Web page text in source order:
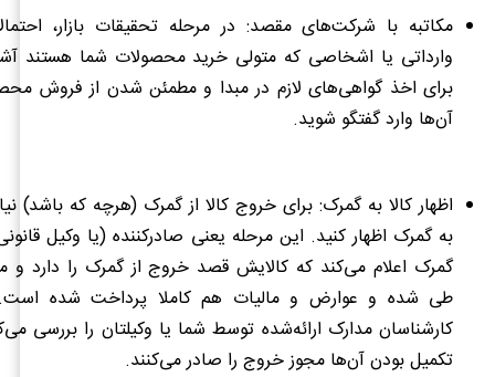
مکاتبه با شرکتهای مقصد: در مرحله تحقیقات بازار،
وارداتی یا اشخاصی که متولی خرید محصولات شما هستند
برای اخذ گواهیهای لازم در مبدا و مطمئن شدن از فروش
آن‌ها وارد گفتگو شوید.
اظهار کالا به گمرک: برای خروج کالا از گمرک (هرچه که باشد)
به گمرک اظهار کنید. این مرحله یعنی صادرکننده (یا وکیل
گمرک اعلام میکند که کالایش قصد خروج از گمرک را دارد و
طی شده و عوارض و مالیات هم کاملا پرداخت شده
کارشناسان مدارک ارائه‌شده توسط شما یا وکیلتان را بررسی
تکمیل بودن آن‌ها مجوز خروج را صادر میکنند.